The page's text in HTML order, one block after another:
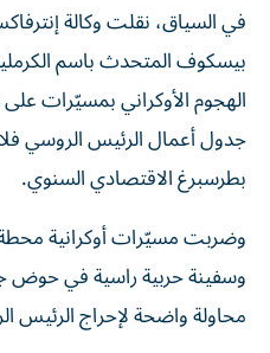
في السياق، نقلت وكالة
بيسكوف المتحدث باسم
الهجوم الأوكراني ‌بمسيّرات
جدول أعمال الرئيس الروسي
​بطرسبرغ الاقتصادي السنوي.
وضربت مسيّرات أوكرانية
وسفينة حربية راسية في حوض
محاولة واضحة لإحراج الرئيس